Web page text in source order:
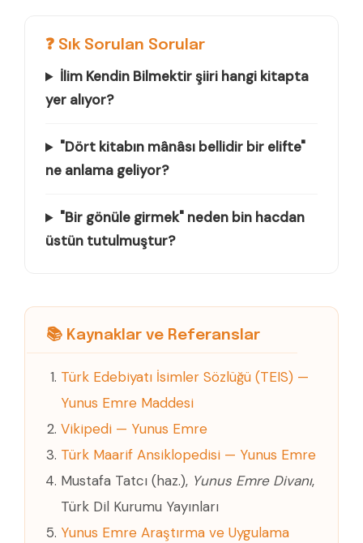
❓ Sık Sorulan Sorular
İlim Kendin Bilmektir şiiri hangi kitapta
yer alıyor?
"Dört kitabın mânâsı bellidir bir elifte"
ne anlama geliyor?
"Bir gönüle girmek" neden bin hacdan
üstün tutulmuştur?
📚 Kaynaklar ve Referanslar
Türk Edebiyatı İsimler Sözlüğü (TEIS) —
Yunus Emre Maddesi
Vikipedi — Yunus Emre
Türk Maarif Ansiklopedisi — Yunus Emre
Mustafa Tatcı (haz.), Yunus Emre Divanı,
Türk Dil Kurumu Yayınları
Yunus Emre Araştırma ve Uygulama